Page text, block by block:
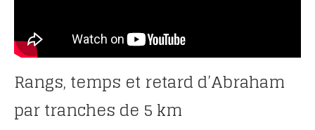
Rangs, temps et retard d’Abraham
par tranches de 5 km